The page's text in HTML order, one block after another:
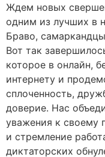
Ждем новых
одним из лучших в
Браво,
Вот так
которое в онлайн,
интернету и
сплоченность,
доверие. Нас
уважения к своему
и стремление
диктаторских